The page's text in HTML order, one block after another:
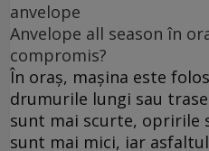
anvelope
Anvelope all season în
compromis?
În oraș, mașina este
drumurile lungi sau
sunt mai scurte, opririle
sunt mai mici, iar